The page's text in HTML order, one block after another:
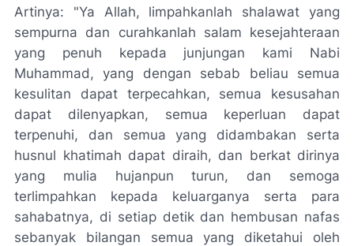
Artinya: "Ya Allah, limpahkanlah shalawat yang
sempurna dan curahkanlah salam kesejahteraan
yang penuh kepada junjungan kami Nabi
Muhammad, yang dengan sebab beliau semua
kesulitan dapat terpecahkan, semua kesusahan
dapat dilenyapkan, semua keperluan dapat
terpenuhi, dan semua yang didambakan serta
husnul khatimah dapat diraih, dan berkat dirinya
yang mulia hujanpun turun, dan semoga
terlimpahkan kepada keluarganya serta para
sahabatnya, di setiap detik dan hembusan nafas
sebanyak bilangan semua yang diketahui oleh